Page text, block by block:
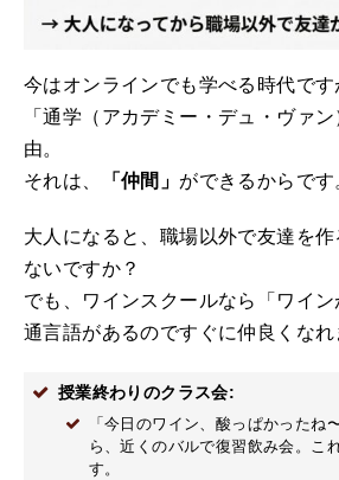
今はオンラインでも学べる時代で
「通学（アカデミー・デュ・ヴァ
由。
それは、
「仲間」 ができるからです
大人になると、職場以外で友達を作
ないですか？
でも、ワインスクールなら「ワイ
通言語があるのですぐに仲良くなれ
授業終わりのクラス会:
「今日のワイン、酸っぱかったね
ら、近くのバルで復習飲み会。こ
す。